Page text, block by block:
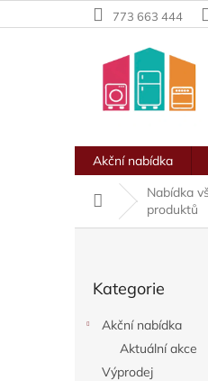
na
773 663 444
Akční nabídka
Domů
Nabídka
produktů
kategorie
Kategorie
Akční nabídka
Aktuální akce
Výprodej